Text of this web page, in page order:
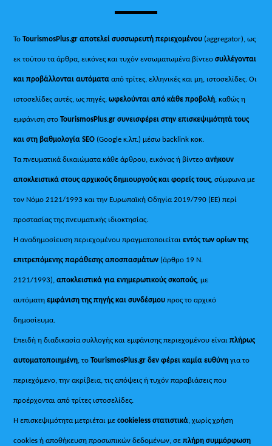
ΤοTourismosPlus.gr αποτελεί συσσωρευτή περιεχομένου (aggregator), ως
εκ τούτου τα άρθρα, εικόνες και τυχόν ενσωματωμένα βίντεοσυλλέγονται
και προβάλλονται αυτόματααπό τρίτες, ελληνικές και μη, ιστοσελίδες. Οι
ιστοσελίδες αυτές, ως πηγές,ωφελούνται από κάθε προβολή, καθώς η
εμφάνιση στοTourismosPlus.gr συνεισφέρει στην επισκεψιμότητά τους
και στη βαθμολογία SEO (Google κ.λπ.) μέσω backlink κοκ.
Τα πνευματικά δικαιώματα κάθε άρθρου, εικόνας ή βίντεοανήκουν
αποκλειστικά στους αρχικούς δημιουργούς και φορείς τους, σύμφωνα με
τον Νόμο 2121/1993 και την Ευρωπαϊκή Οδηγία 2019/790 (ΕΕ) περί
προστασίας της πνευματικής ιδιοκτησίας.
Η αναδημοσίευση περιεχομένου πραγματοποιείταιεντός των ορίων της
επιτρεπόμενης παράθεσης αποσπασμάτων (άρθρο 19 Ν.
2121/1993), αποκλειστικά για ενημερωτικούς σκοπούς, με
αυτόματηεμφάνιση της πηγής και συνδέσμου προς το αρχικό
δημοσίευμα.
Επειδή η διαδικασία συλλογής και εμφάνισης περιεχομένου είναιπλήρως
αυτοματοποιημένη, τοTourismosPlus.gr δεν φέρει καμία ευθύνη για το
περιεχόμενο, την ακρίβεια, τις απόψεις ή τυχόν παραβιάσεις που
προέρχονται από τρίτες ιστοσελίδες.
Η επισκεψιμότητα μετριέται μεcookieless στατιστικά, χωρίς χρήση
cookies ή αποθήκευση προσωπικών δεδομένων, σεπλήρη συμμόρφωση